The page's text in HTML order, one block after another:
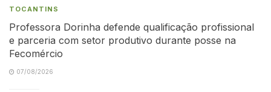
TOCANTINS
Professora Dorinha defende qualificação profissional
e parceria com setor produtivo durante posse na
Fecomércio
07/08/2026